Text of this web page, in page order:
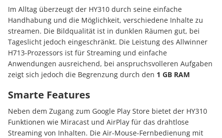
Im Alltag überzeugt der HY310 durch seine einfache
Handhabung und die Möglichkeit, verschiedene Inhalte zu
streamen. Die Bildqualität ist in dunklen Räumen gut, bei
Tageslicht jedoch eingeschränkt. Die Leistung des Allwinner
H713-Prozessors ist für Streaming und einfache
Anwendungen ausreichend, bei anspruchsvolleren Aufgaben
zeigt sich jedoch die Begrenzung durch den 1 GB RAM
Smarte Features
Neben dem Zugang zum Google Play Store bietet der HY310
Funktionen wie Miracast und AirPlay für das drahtlose
Streaming von Inhalten. Die Air-Mouse-Fernbedienung mit